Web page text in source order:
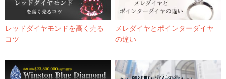
レッドダイヤモンドを高く売る
コツ
メレダイヤとポインターダイヤ
の違い